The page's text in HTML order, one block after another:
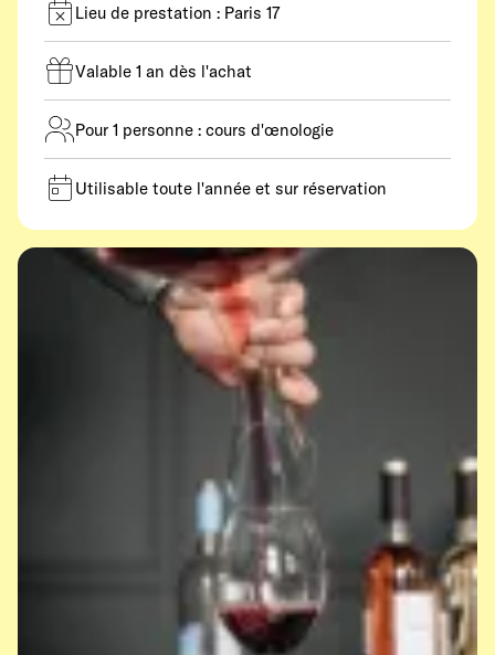
Lieu de prestation : Paris 17
Valable 1 an dès l'achat
Pour 1 personne : cours d'œnologie
Utilisable toute l'année et sur réservation